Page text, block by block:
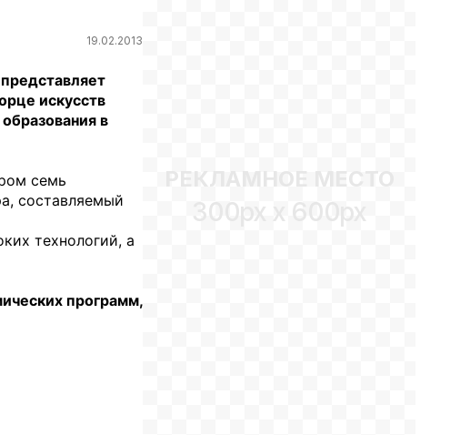
19.02.2013
искусств
в
семь
составляемый
технологий, а
программ,
РЕКЛАМНОЕ МЕСТО
300px x 600px